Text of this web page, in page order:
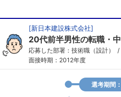
[新日本建設株式会社]
20代前半男性の転職・
応募した部署：技術職（設計）
面接時期：2012年度
選考期間：